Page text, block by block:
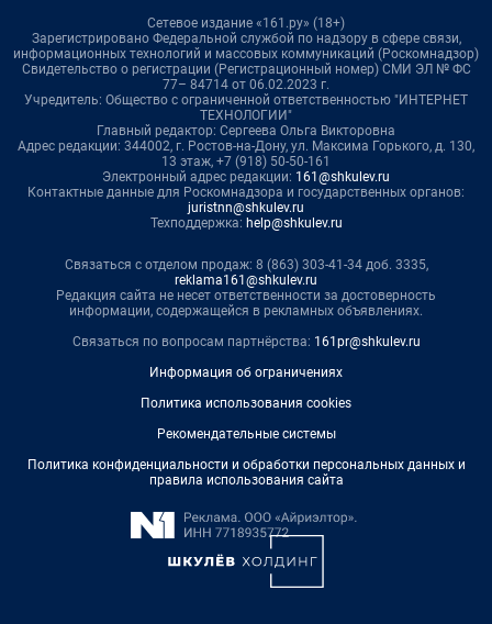
Сетевое издание «161.ру» (18+)
Зарегистрировано Федеральной службой по надзору в сфере связи,
информационных технологий и массовых коммуникаций (Роскомнадзор)
Свидетельство о регистрации (Регистрационный номер) СМИ ЭЛ № ФС
77– 84714 от 06.02.2023 г.
Учредитель: Общество с ограниченной ответственностью "ИНТЕРНЕТ
ТЕХНОЛОГИИ"
Главный редактор: Сергеева Ольга Викторовна
Адрес редакции: 344002, г. Ростов-на-Дону, ул. Максима Горького, д. 130,
13 этаж, +7 (918) 50-50-161
Электронный адрес редакции: 161@shkulev.ru
Контактные данные для Роскомнадзора и государственных органов:
juristnn@shkulev.ru
Техподдержка: help@shkulev.ru
Связаться с отделом продаж: 8 (863) 303-41-34 доб. 3335,
reklama161@shkulev.ru
Редакция сайта не несет ответственности за достоверность
информации, содержащейся в рекламных объявлениях.
Связаться по вопросам партнёрства: 161pr@shkulev.ru
Информация об ограничениях
Политика использования cookies
Рекомендательные системы
Политика конфиденциальности и обработки персональных данных и
правила использования сайта